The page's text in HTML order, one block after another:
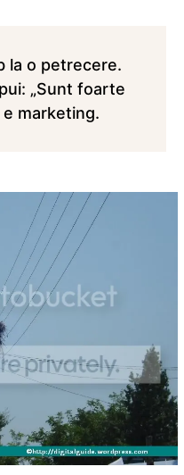
la o petrecere.
„Sunt foarte
e marketing.